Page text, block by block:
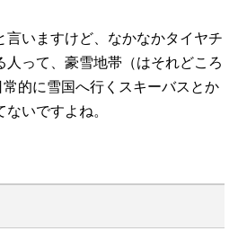
言いますけど、なかなかタイヤチ
人って、豪雪地帯（はそれどころ
的に雪国へ行くスキーバスとか
いですよね。